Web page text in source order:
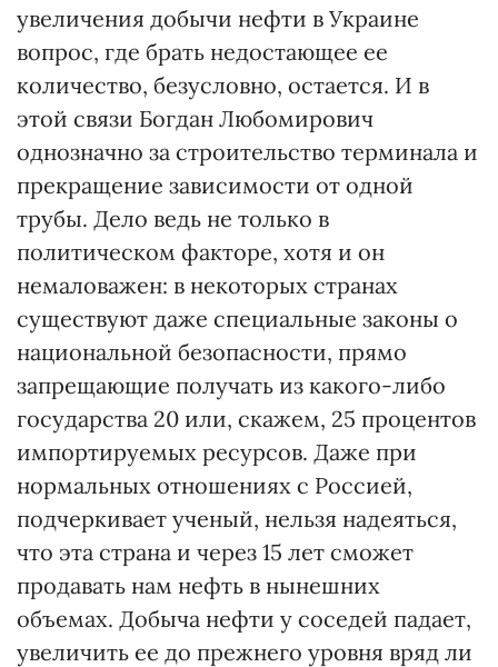
увеличения добычи нефти в Украине
вопрос, где брать недостающее ее
количество, безусловно, остается. И в
этой связи Богдан Любомирович
однозначно за строительство терминала и
прекращение зависимости от одной
трубы. Дело ведь не только в
политическом факторе, хотя и он
немаловажен: в некоторых странах
существуют даже специальные законы о
национальной безопасности, прямо
запрещающие получать из какого-либо
государства 20 или, скажем, 25 процентов
импортируемых ресурсов. Даже при
нормальных отношениях с Россией,
подчеркивает ученый, нельзя надеяться,
что эта страна и через 15 лет сможет
продавать нам нефть в нынешних
объемах. Добыча нефти у соседей падает,
увеличить ее до прежнего уровня вряд ли